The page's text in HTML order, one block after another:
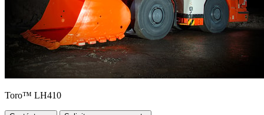
Toro™ LH410